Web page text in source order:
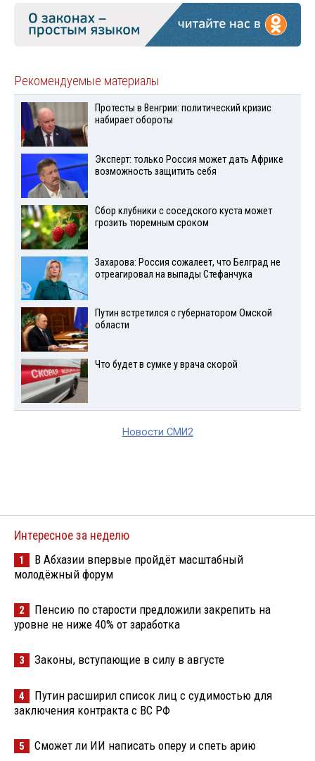
Рекомендуемые материалы
Протесты в Венгрии: политический кризис
набирает обороты
Эксперт: только Россия может дать Африке
возможность защитить себя
Сбор клубники с соседского куста может
грозить тюремным сроком
Захарова: Россия сожалеет, что Белград не
отреагировал на выпады Стефанчука
Путин встретился с губернатором Омской
области
Что будет в сумке у врача скорой
Новости СМИ2
Интересное за неделю
1
В Абхазии впервые пройдёт масштабный
молодёжный форум
2
Пенсию по старости предложили закрепить на
уровне не ниже 40% от заработка
3 Законы, вступающие в силу в августе
4
Путин расширил список лиц с судимостью для
заключения контракта с ВС РФ
5 Сможет ли ИИ написать оперу и спеть арию